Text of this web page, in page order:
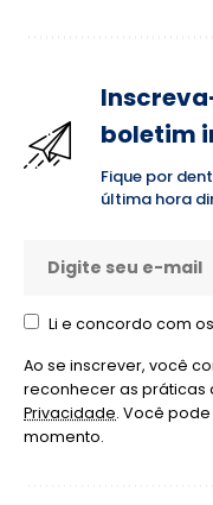
boletim
Fique por
última hora
Li e concordo com
Ao se inscrever, você
reconhecer as práticas
Privacidade. Você
momento.